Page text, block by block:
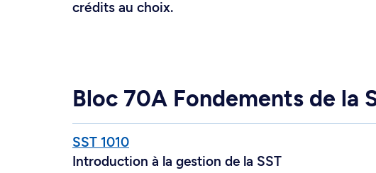
crédits au choix.
Bloc 70A Fondements de la
SST 1010
Introduction à la gestion de la SST